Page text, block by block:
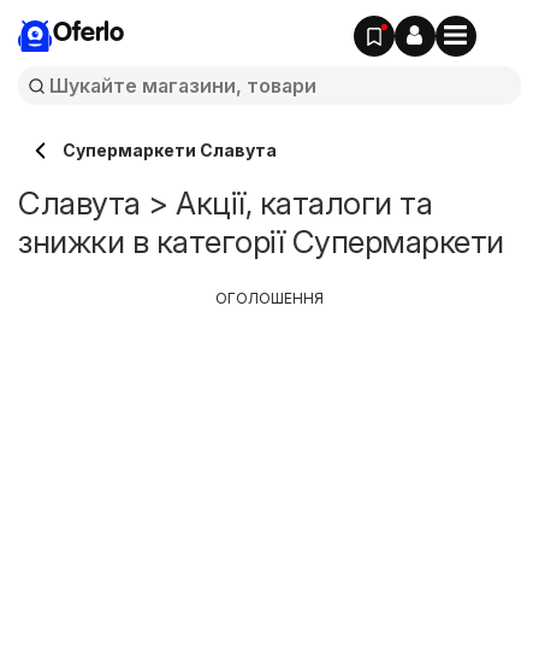
Oferlo
Супермаркети Славута
Славута > Акції, каталоги та
знижки в категорії Супермаркети
ОГОЛОШЕННЯ